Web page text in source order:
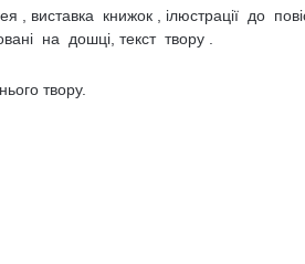
, виставка книжок , ілюстрації до
на дошці, текст твору .
твору.